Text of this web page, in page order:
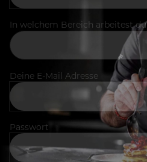
In welchem Bereich arbeitest du
Deine E-Mail Adresse
Passwort